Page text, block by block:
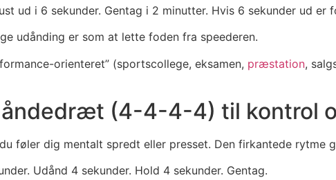
ud i 6 sekunder. Gentag i 2 minutter. Hvis 6 sekunder ud er
udånding er som at lette foden fra speederen.
orienteret” (sportscollege, eksamen, præstation,
åndedræt (4-4-4-4) til kontrol
føler dig mentalt spredt eller presset. Den firkantede rytme
Udånd 4 sekunder. Hold 4 sekunder. Gentag.